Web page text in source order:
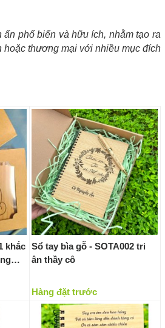
ấn phổ biến và hữu ích, nhằm tạo ra
hoặc thương mại với nhiều mục đích
khắc
Sổ tay bìa gỗ - SOTA002 tri
ân thầy cô
Hàng đặt trước